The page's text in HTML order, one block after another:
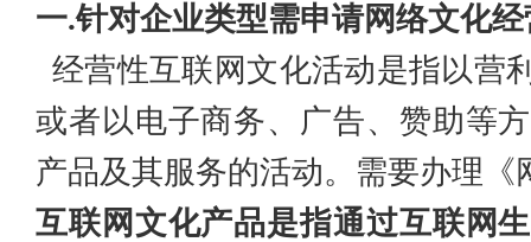
一.针对企业类型需申请网络文化
经营性互联网文化活动是指以营
或者以电子商务、广告、赞助等
产品及其服务的活动。需要办理
互联网文化产品是指通过互联网